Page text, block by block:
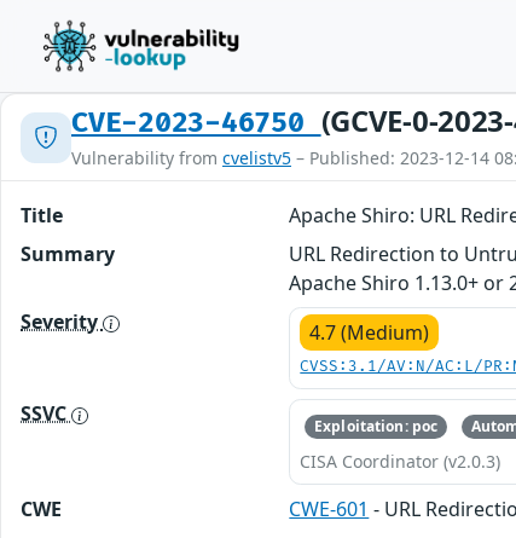
CVE-2023-46750 (GCVE-0-
Vulnerability from cvelistv5 – Published: 2023-12-14
Title
Apache Shiro: URL
Summary
URL Redirection to
Apache Shiro 1.13.0+ or
Severity
4.7 (Medium)
CVSS:3.1/AV:N/AC:L/
SSVC Exploitation: poc
CISA Coordinator (v2.0.3)
CWE CWE-601 - URL